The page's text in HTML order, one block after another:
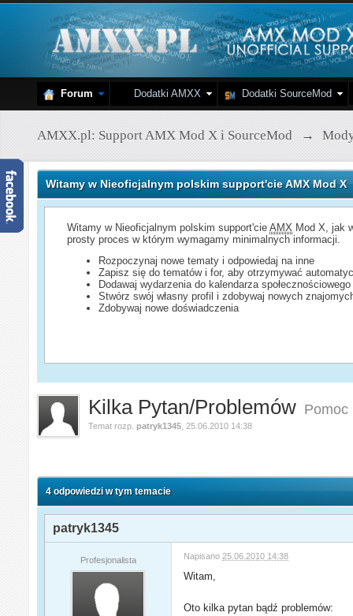
Forum Dodatki AMXX Dodatki SourceMod
AMXX.pl: Support AMX Mod X i SourceMod →
Witamy w Nieoficjalnym polskim support'cie AMX Mod X
Witamy w Nieoficjalnym polskim support'cieAMX Mod X, jak
prosty proces w którym wymagamy minimalnych informacji.
Rozpoczynaj nowe tematy i odpowiedaj na inne
Zapisz się do tematów i for, aby otrzymywać
Dodawaj wydarzenia do kalendarza społecznościowego
Stwórz swój własny profil i zdobywaj nowych
Zdobywaj nowe doświadczenia
Kilka Pytan/Problemów Pomoc
Temat rozp. patryk1345 25.06.2010 14:38
4 odpowiedzi w tym temacie
patryk1345
Profesjonalista Napisano 25.06.2010 14:38
Witam,
Oto kilka pytan bądź problemów: